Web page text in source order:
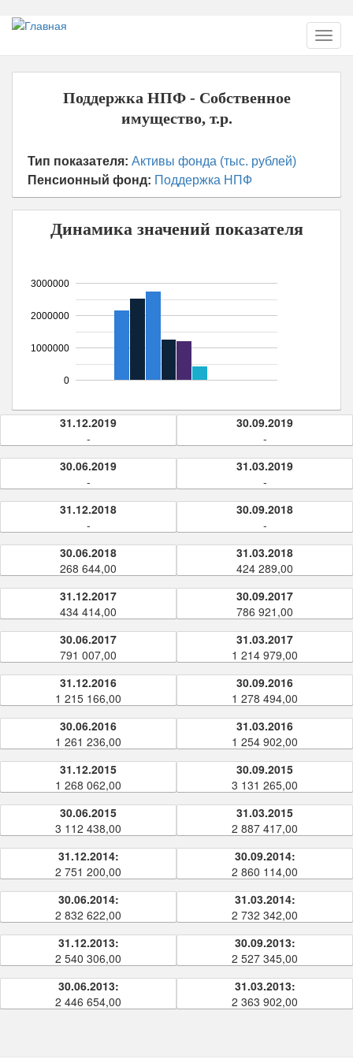
Перейти
основному
содержанию
Поддержка НПФ - Собственное
имущество, т.р.
Тип показателя: Активы фонда (тыс. рублей)
Пенсионный фонд: Поддержка НПФ
Динамика значений показателя
0
1000000
2000000
3000000
31.12.2019
-
30.09.2019
-
30.06.2019
-
31.03.2019
-
31.12.2018
-
30.09.2018
-
30.06.2018
268 644,00
31.03.2018
424 289,00
31.12.2017
434 414,00
30.09.2017
786 921,00
30.06.2017
791 007,00
31.03.2017
1 214 979,00
31.12.2016
1 215 166,00
30.09.2016
1 278 494,00
30.06.2016
1 261 236,00
31.03.2016
1 254 902,00
31.12.2015
1 268 062,00
30.09.2015
3 131 265,00
30.06.2015
3 112 438,00
31.03.2015
2 887 417,00
31.12.2014:
2 751 200,00
30.09.2014:
2 860 114,00
30.06.2014:
2 832 622,00
31.03.2014:
2 732 342,00
31.12.2013:
2 540 306,00
30.09.2013:
2 527 345,00
30.06.2013:
2 446 654,00
31.03.2013:
2 363 902,00